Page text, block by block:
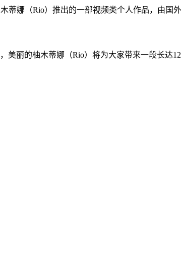
蒂娜（Rio）推出的一部视频类个人作品，由国
丽的柚木蒂娜（Rio）将为大家带来一段长达